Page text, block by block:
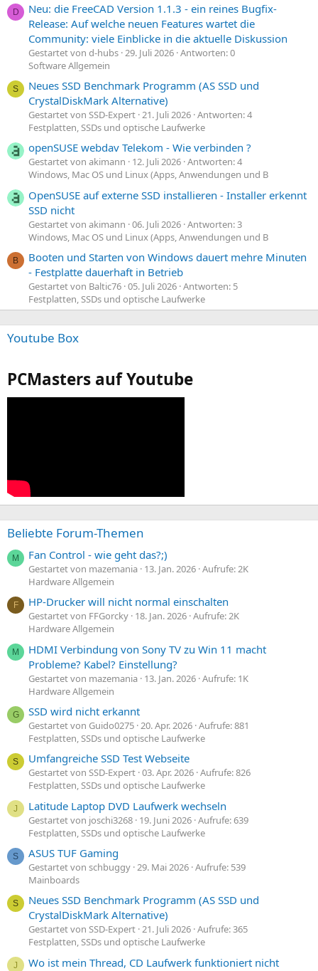
D
Neu: die FreeCAD Version 1.1.3 - ein reines Bugfix-
Release: Auf welche neuen Features wartet die
Community: viele Einblicke in die aktuelle Diskussion
Gestartet von d-hubs 29. Juli 2026 Antworten: 0
Software Allgemein
S
Neues SSD Benchmark Programm (AS SSD und
CrystalDiskMark Alternative)
Gestartet von SSD-Expert 21. Juli 2026 Antworten: 4
Festplatten, SSDs und optische Laufwerke
openSUSE webdav Telekom - Wie verbinden ?
Gestartet von akimann 12. Juli 2026 Antworten: 4
Windows, Mac OS und Linux (Apps, Anwendungen und B
OpenSUSE auf externe SSD installieren - Installer erkennt
SSD nicht
Gestartet von akimann 06. Juli 2026 Antworten: 3
Windows, Mac OS und Linux (Apps, Anwendungen und B
B
Booten und Starten von Windows dauert mehre Minuten
- Festplatte dauerhaft in Betrieb
Gestartet von Baltic76 05. Juli 2026 Antworten: 5
Festplatten, SSDs und optische Laufwerke
Youtube Box
PCMasters auf Youtube
Beliebte Forum-Themen
M Fan Control - wie geht das?;)
Gestartet von mazemania 13. Jan. 2026 Aufrufe: 2K
Hardware Allgemein
F HP-Drucker will nicht normal einschalten
Gestartet von FFGorcky 18. Jan. 2026 Aufrufe: 2K
Hardware Allgemein
M
HDMI Verbindung von Sony TV zu Win 11 macht
Probleme? Kabel? Einstellung?
Gestartet von mazemania 13. Jan. 2026 Aufrufe: 1K
Hardware Allgemein
G SSD wird nicht erkannt
Gestartet von Guido0275 20. Apr. 2026 Aufrufe: 881
Festplatten, SSDs und optische Laufwerke
S Umfangreiche SSD Test Webseite
Gestartet von SSD-Expert 03. Apr. 2026 Aufrufe: 826
Festplatten, SSDs und optische Laufwerke
J Latitude Laptop DVD Laufwerk wechseln
Gestartet von joschi3268 19. Juni 2026 Aufrufe: 639
Festplatten, SSDs und optische Laufwerke
S ASUS TUF Gaming
Gestartet von schbuggy 29. Mai 2026 Aufrufe: 539
Mainboards
S
Neues SSD Benchmark Programm (AS SSD und
CrystalDiskMark Alternative)
Gestartet von SSD-Expert 21. Juli 2026 Aufrufe: 365
Festplatten, SSDs und optische Laufwerke
J
Wo ist mein Thread, CD Laufwerk funktioniert nicht